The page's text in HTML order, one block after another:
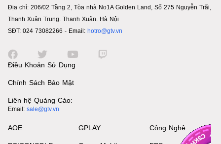
Địa chỉ: 206/02 Tầng 2, Tòa nhà No1A Golden Land, Số 275 Nguyễn Trãi,
Thanh Xuân Trung. Thanh Xuân. Hà Nội
SĐT: 024 73082266 - Email: hotro@gtv.vn
Điều Khoản Sử Dụng
Chính Sách Bảo Mật
Liên hệ Quảng Cáo:
Email: sale@gtv.vn
AOE GPLAY Công Nghệ